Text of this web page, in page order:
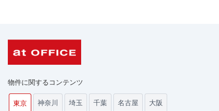
物件に関するコンテンツ
東京 神奈川 埼玉 千葉 名古屋 大阪